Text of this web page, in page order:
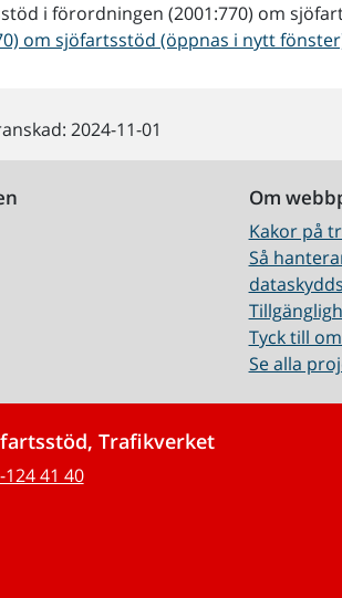
i förordningen (2001:770) om
om sjöfartsstöd (öppnas i nytt
2024-11-01
Om
Kakor på
Så
Tyck till
Se alla
Trafikverket
124 41 40